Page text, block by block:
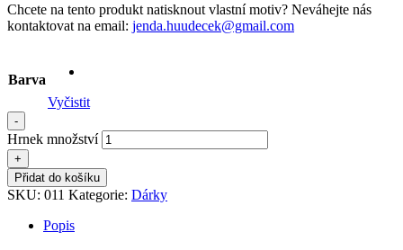
Chcete na tento produkt natisknout vlastní motiv? Neváhejte nás
kontaktovat na email: jenda.huudecek@gmail.com
Barva
Vyčistit
-
Hrnek množství
+
Přidat do košíku
SKU: 011 Kategorie: Dárky
Popis